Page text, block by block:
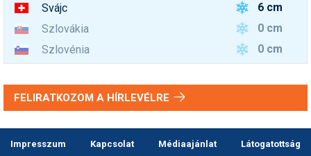
Svájc
6 cm
Szlovákia
0 cm
Szlovénia
0 cm
FELIRATKOZOM A HÍRLEVÉLRE
Impresszum Kapcsolat Médiaajánlat Látogatottság